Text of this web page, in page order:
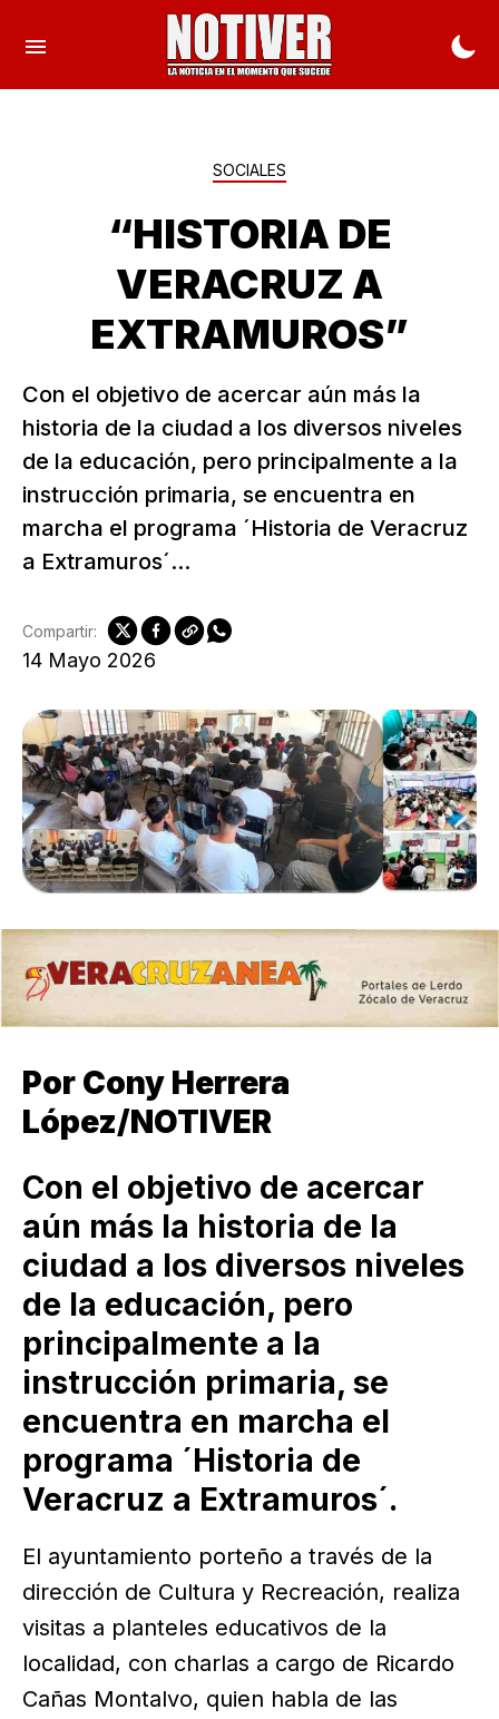
SOCIALES
“HISTORIA DE
VERACRUZ A
EXTRAMUROS”
Con el objetivo de acercar aún más la
historia de la ciudad a los diversos niveles
de la educación, pero principalmente a la
instrucción primaria, se encuentra en
marcha el programa ´Historia de Veracruz
a Extramuros´...
14 Mayo 2026
Compartir:
Por Cony Herrera
López/NOTIVER
Con el objetivo de acercar
aún más la historia de la
ciudad a los diversos niveles
de la educación, pero
principalmente a la
instrucción primaria, se
encuentra en marcha el
programa ´Historia de
Veracruz a Extramuros´.
El ayuntamiento porteño a través de la
dirección de Cultura y Recreación, realiza
visitas a planteles educativos de la
localidad, con charlas a cargo de Ricardo
Cañas Montalvo, quien habla de las